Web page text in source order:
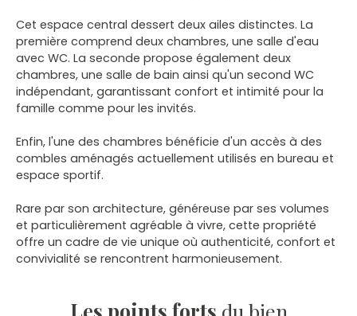
Cet espace central dessert deux ailes distinctes. La
première comprend deux chambres, une salle d'eau
avec WC. La seconde propose également deux
chambres, une salle de bain ainsi qu'un second WC
indépendant, garantissant confort et intimité pour la
famille comme pour les invités.
Enfin, l'une des chambres bénéficie d'un accès à des
combles aménagés actuellement utilisés en bureau et
espace sportif.
Rare par son architecture, généreuse par ses volumes
et particulièrement agréable à vivre, cette propriété
offre un cadre de vie unique où authenticité, confort et
convivialité se rencontrent harmonieusement.
Les points forts du bien